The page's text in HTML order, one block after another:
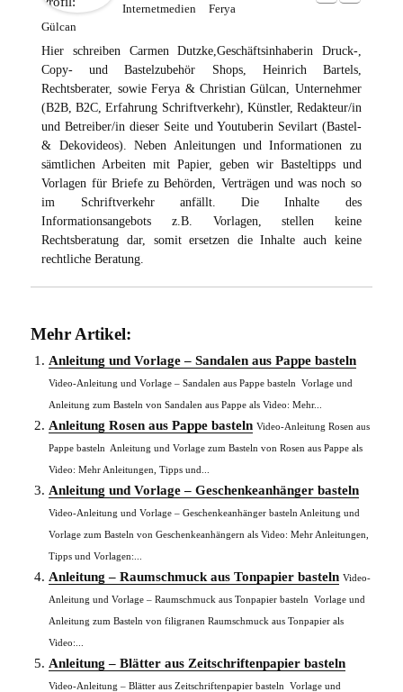
Internetmedien Ferya
Gülcan
Hier schreiben Carmen Dutzke,Geschäftsinhaberin Druck-,
Copy- und Bastelzubehör Shops, Heinrich Bartels,
Rechtsberater, sowie Ferya & Christian Gülcan, Unternehmer
(B2B, B2C, Erfahrung Schriftverkehr), Künstler, Redakteur/in
und Betreiber/in dieser Seite und Youtuberin Sevilart (Bastel-
& Dekovideos). Neben Anleitungen und Informationen zu
sämtlichen Arbeiten mit Papier, geben wir Basteltipps und
Vorlagen für Briefe zu Behörden, Verträgen und was noch so
im Schriftverkehr anfällt. Die Inhalte des
Informationsangebots z.B. Vorlagen, stellen keine
Rechtsberatung dar, somit ersetzen die Inhalte auch keine
rechtliche Beratung.
Mehr Artikel:
Anleitung und Vorlage – Sandalen aus Pappe basteln
Video-Anleitung und Vorlage – Sandalen aus Pappe basteln Vorlage und
Anleitung zum Basteln von Sandalen aus Pappe als Video: Mehr...
Anleitung Rosen aus Pappe basteln Video-Anleitung Rosen aus
Pappe basteln Anleitung und Vorlage zum Basteln von Rosen aus Pappe als
Video: Mehr Anleitungen, Tipps und...
Anleitung und Vorlage – Geschenkeanhänger basteln
Video-Anleitung und Vorlage – Geschenkeanhänger basteln Anleitung und
Vorlage zum Basteln von Geschenkeanhängern als Video: Mehr Anleitungen,
Tipps und Vorlagen:...
Anleitung – Raumschmuck aus Tonpapier basteln Video-
Anleitung und Vorlage – Raumschmuck aus Tonpapier basteln Vorlage und
Anleitung zum Basteln von filigranen Raumschmuck aus Tonpapier als
Video:...
Anleitung – Blätter aus Zeitschriftenpapier basteln
Video-Anleitung – Blätter aus Zeitschriftenpapier basteln Vorlage und